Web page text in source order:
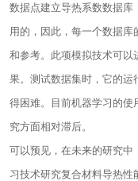
数据点建立导热系数数据库
用的，因此，每一个数据
和参考。此项模拟技术可以
果。测试数据集时，它的运
得困难。目前机器学习的使
究方面相对滞后。
可以预见，在未来的研究中
习技术研究复合材料导热